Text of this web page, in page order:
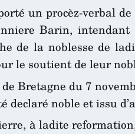
un procèz-verbal
Barin,
de la noblesse de
le soutient de leur
Bretagne du 7
noble et issu
à ladite